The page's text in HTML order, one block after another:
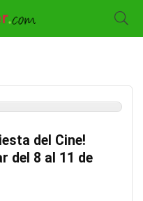
del Cine!
del 8 al 11 de